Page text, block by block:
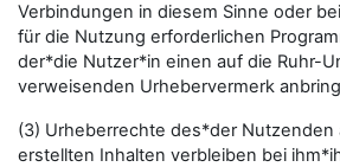
Verbindungen in diesem Sinne oder
für die Nutzung erforderlichen
der*die Nutzer*in einen auf die Ruhr-
verweisenden Urhebervermerk
(3) Urheberrechte des*der Nutzenden
erstellten Inhalten verbleiben bei